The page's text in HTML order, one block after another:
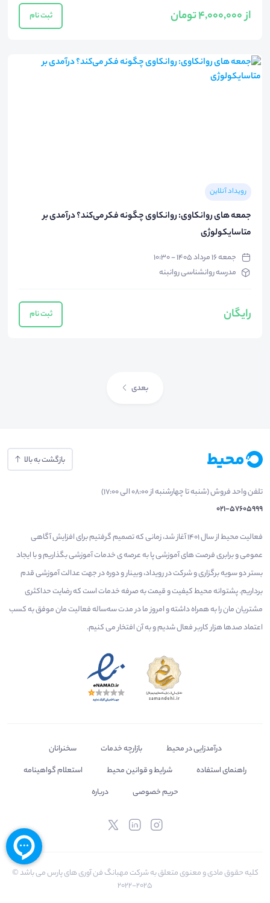
از 4,000,000 تومان ثبت نام
رویداد آنلاین
جمعه های روانکاوی: روانکاوی چگونه فکر می‌کند؟ درآمدی بر
متاسایکولوژی
جمعه ۱۶ مرداد ۱۴۰۵ - ۱۰:۳۰
مدرسه روانشناسی روانبنه
رایگان ثبت نام
بعدی
بازگشت به بالا
تلفن واحد فروش (شنبه تا چهارشنبه از 08:00 الی 17:00)
021-57605999
فعالیت محیط از سال 1401 آغاز شد، زمانی که تصمیم گرفتیم برای افزایش آگاهی
عمومی و برابری فرصت های آموزشی پا به عرصه ی خدمات آموزشی بگذاریم و با ایجاد
بستر دو سویه برگزاری و شرکت در رویداد، وبینار و دوره در جهت عدالت آموزشی قدم
برداریم. پشتوانه محیط کیفیت و قیمت به صرفه خدمات است که رضایت حداکثری
مشتریان مان را به همراه داشته و امروز ما در مدت سه‌ساله فعالیت مان موفق به کسب
اعتماد صدها هزار کاربر فعال شدیم و به آن افتخار می‌ کنیم.
درآمدزایی در محیط بازارچه خدمات
سخنرانان
راهنمای استفاده
شرایط و قوانین محیط
استعلام گواهینامه
حریم خصوصی
درباره
کلیه حقوق مادی و معنوی متعلق به شرکت مهبانگ فن آوری های پارس می باشد ©
2025-2022